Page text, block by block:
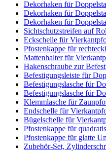
Dekorhaken für
Dekorhaken für
Dekorhaken für
Sichtschutzstreifen auf
Eckschelle für
Pfostenkappe für
Mattenhalter für
Hakenschraube zur
Befestigungsleiste für
Befestigungslasche für
Befestigungslasche für
Klemmlasche für
Endschelle für
Bügelschelle für
Pfostenkappe für
Pfostenkappe für glatte
Zubehör-Set,